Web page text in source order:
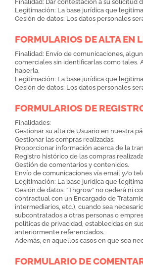
Finalidad: Dar contestación a su
Legitimación: La base jurídica que
Cesión de datos: Los datos personales
FORMULARIOS DE ALTA EN
Finalidad: Envío de comunicaciones,
comerciales sin identificarlas como tales.
haberla.
Legitimación: La base jurídica que
Cesión de datos: Los datos personales
FORMULARIOS DE
Finalidades:
Gestionar su alta de Usuario en nuestra
Gestionar las compras realizadas.
Proporcionar información acerca de la
Registro histórico de las compras
Gestión de comentarios y contenidos.
Envío de comunicaciones vía email y/o
Legitimación: La base jurídica que
Cesión de datos: “Thgrow” no cederá ni
contractual con un Encargado de
intermediarios, etc.), cuando sea
subcontratados a otras personas o
políticas de privacidad, establecidas en
anteriormente referenciados.
Además, en aquellos casos en que sea
FORMULARIO DE